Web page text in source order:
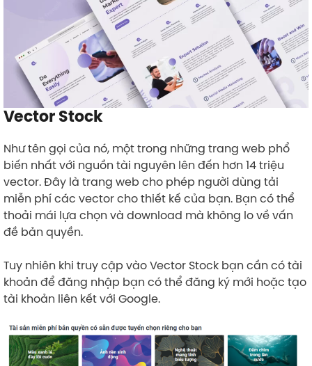
Vector Stock
Như tên gọi của nó, một trong những trang web phổ
biến nhất với nguồn tài nguyên lên đến hơn 14 triệu
vector. Đây là trang web cho phép người dùng tải
miễn phí các vector cho thiết kế của bạn. Bạn có thể
thoải mái lựa chọn và download mà không lo về vấn
đề bản quyền.
Tuy nhiên khi truy cập vào Vector Stock bạn cần có tài
khoản để đăng nhập bạn có thể đăng ký mới hoặc tạo
tài khoản liên kết với Google.